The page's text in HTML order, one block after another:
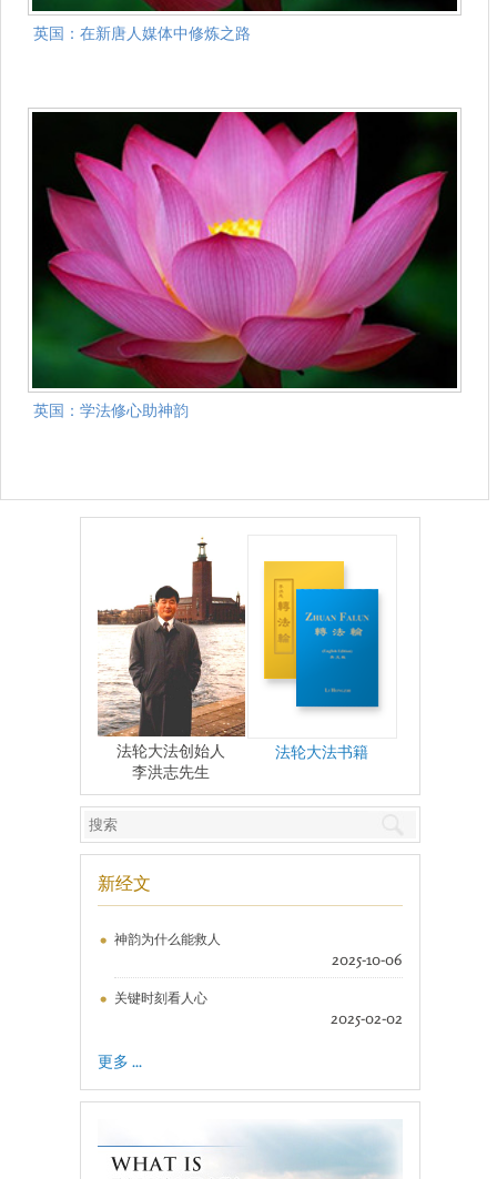
英国：在新唐人媒体中修炼之路
英国：学法修心助神韵
法轮大法创始人
李洪志先生
法轮大法书籍
新经文
神韵为什么能救人
2025-10-06
关键时刻看人心
2025-02-02
更多 ...